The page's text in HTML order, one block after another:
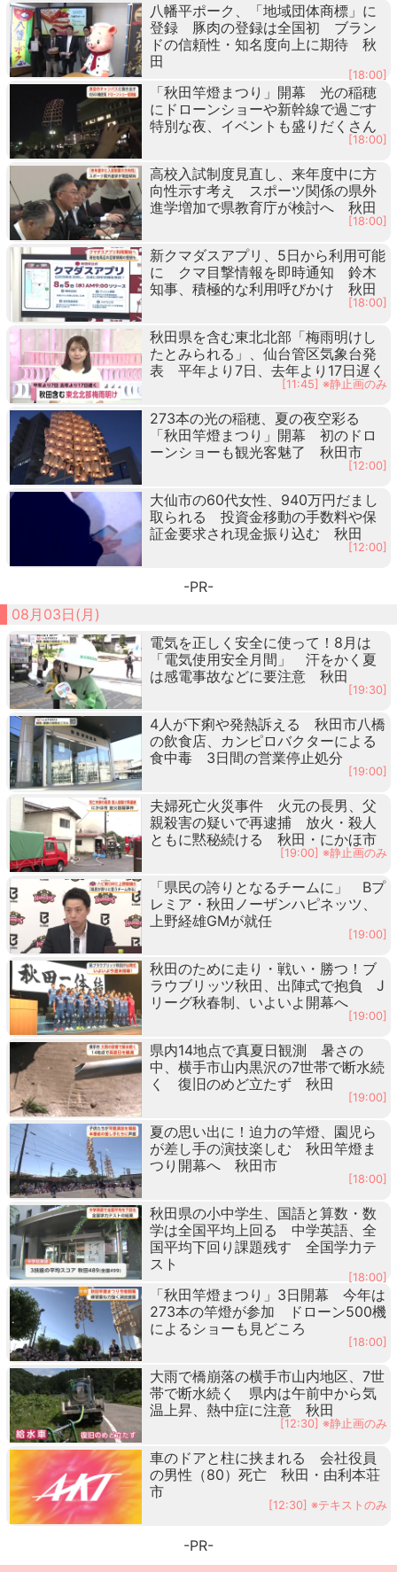
八幡平ポーク、「地域団体商標」に
登録 豚肉の登録は全国初 ブラン
ドの信頼性・知名度向上に期待 秋
田
[18:00]
「秋田竿燈まつり」開幕 光の稲穂
にドローンショーや新幹線で過ごす
特別な夜、イベントも盛りだくさん
[18:00]
高校入試制度見直し、来年度中に方
向性示す考え スポーツ関係の県外
進学増加で県教育庁が検討へ 秋田
[18:00]
新クマダスアプリ、5日から利用可能
に クマ目撃情報を即時通知 鈴木
知事、積極的な利用呼びかけ 秋田
[18:00]
秋田県を含む東北北部「梅雨明けし
たとみられる」、仙台管区気象台発
表 平年より7日、去年より17日遅く
[11:45] ※静止画のみ
273本の光の稲穂、夏の夜空彩る
「秋田竿燈まつり」開幕 初のドロ
ーンショーも観光客魅了 秋田市
[12:00]
大仙市の60代女性、940万円だまし
取られる 投資金移動の手数料や保
証金要求され現金振り込む 秋田
[12:00]
-PR-
08月03日(月)
電気を正しく安全に使って！8月は
「電気使用安全月間」 汗をかく夏
は感電事故などに要注意 秋田
[19:30]
4人が下痢や発熱訴える 秋田市八橋
の飲食店、カンピロバクターによる
食中毒 3日間の営業停止処分
[19:00]
夫婦死亡火災事件 火元の長男、父
親殺害の疑いで再逮捕 放火・殺人
ともに黙秘続ける 秋田・にかほ市
[19:00] ※静止画のみ
「県民の誇りとなるチームに」 Bプ
レミア・秋田ノーザンハピネッツ、
上野経雄GMが就任
[19:00]
秋田のために走り・戦い・勝つ！ブ
ラウブリッツ秋田、出陣式で抱負 J
リーグ秋春制、いよいよ開幕へ
[19:00]
県内14地点で真夏日観測 暑さの
中、横手市山内黒沢の7世帯で断水続
く 復旧のめど立たず 秋田
[19:00]
夏の思い出に！迫力の竿燈、園児ら
が差し手の演技楽しむ 秋田竿燈ま
つり開幕へ 秋田市
[18:00]
秋田県の小中学生、国語と算数・数
学は全国平均上回る 中学英語、全
国平均下回り課題残す 全国学力テ
スト
[18:00]
「秋田竿燈まつり」3日開幕 今年は
273本の竿燈が参加 ドローン500機
によるショーも見どころ
[18:00]
大雨で橋崩落の横手市山内地区、7世
帯で断水続く 県内は午前中から気
温上昇、熱中症に注意 秋田
[12:30] ※静止画のみ
車のドアと柱に挟まれる 会社役員
の男性（80）死亡 秋田・由利本荘
市
[12:30] ※テキストのみ
-PR-